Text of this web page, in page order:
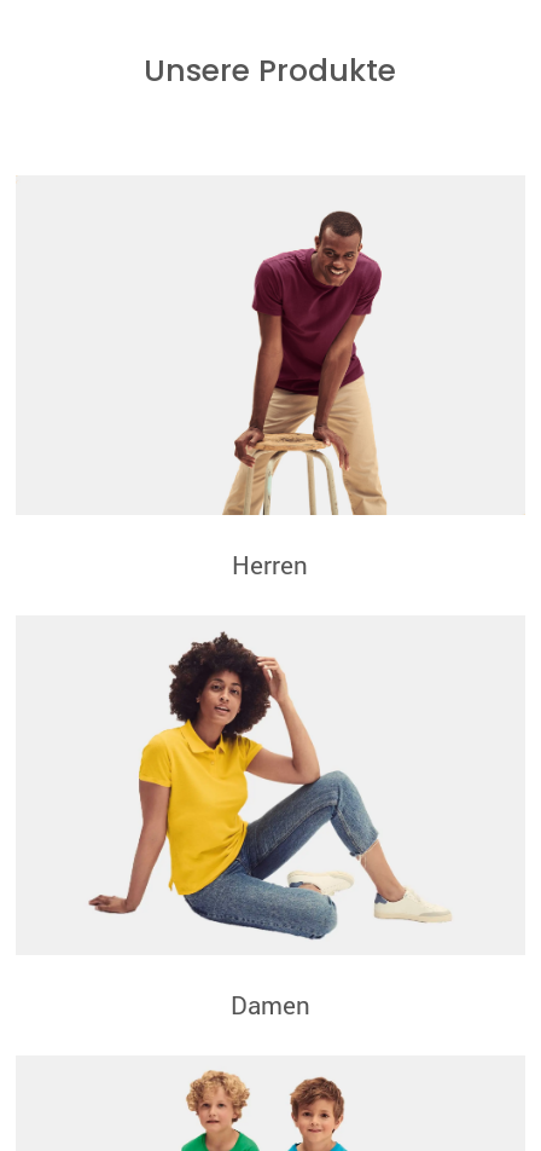
Unsere Produkte
Herren
Damen